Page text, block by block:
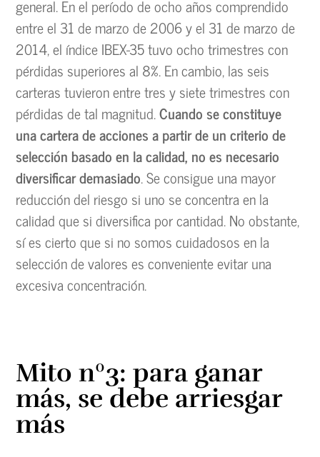
general. En el período de ocho años comprendido
entre el 31 de marzo de 2006 y el 31 de marzo de
2014, el índice IBEX-35 tuvo ocho trimestres con
pérdidas superiores al 8%. En cambio, las seis
carteras tuvieron entre tres y siete trimestres con
pérdidas de tal magnitud.Cuando se constituye
una cartera de acciones a partir de un criterio de
selección basado en la calidad, no es necesario
diversificar demasiado. Se consigue una mayor
reducción del riesgo si uno se concentra en la
calidad que si diversifica por cantidad. No obstante,
sí es cierto que si no somos cuidadosos en la
selección de valores es conveniente evitar una
excesiva concentración.
Mito nº3: para ganar
más, se debe arriesgar
más